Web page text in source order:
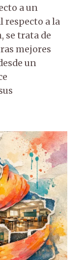
a un
respecto a la
se trata de
mejores
un